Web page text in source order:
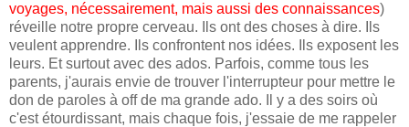
voyages, nécessairement, mais aussi des connaissances)
réveille notre propre cerveau. Ils ont des choses à dire. Ils
veulent apprendre. Ils confrontent nos idées. Ils exposent les
leurs. Et surtout avec des ados. Parfois, comme tous les
parents, j'aurais envie de trouver l'interrupteur pour mettre le
don de paroles à off de ma grande ado. Il y a des soirs où
c'est étourdissant, mais chaque fois, j'essaie de me rappeler